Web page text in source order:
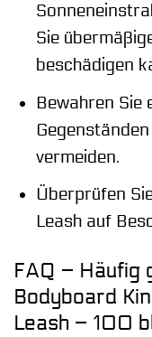
Sie
beschädigen
Bewahren Sie
vermeiden.
Überprüfen
Leash auf
FAQ – Häufig
Bodyboard
Leash – 100